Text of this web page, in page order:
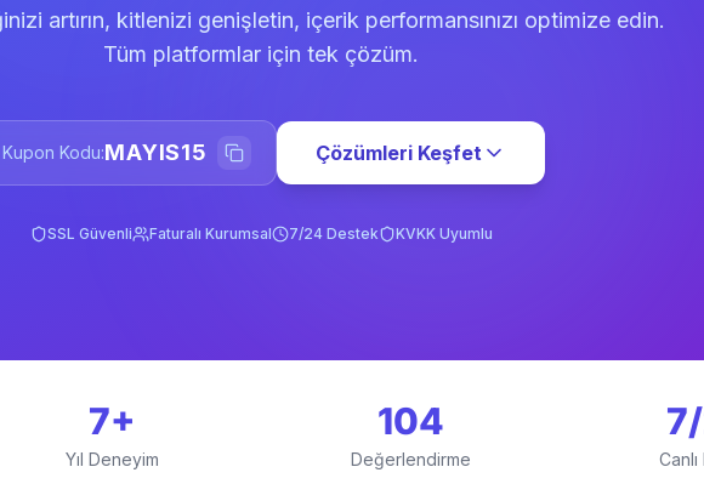
artırın, kitlenizi genişletin, içerik performansınızı optimize edin.
Tüm platformlar için tek çözüm.
Kupon Kodu:MAYIS15 Çözümleri Keşfet
SSL Güvenli Faturalı Kurumsal 7/24 Destek KVKK Uyumlu
7+
Yıl Deneyim
104
Değerlendirme